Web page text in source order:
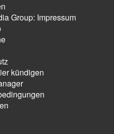
Group: Impressum
kündigen